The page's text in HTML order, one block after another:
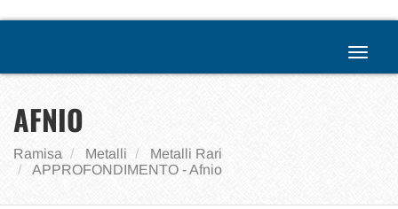
Toggle
AFNIO
Ramisa Metalli
Metalli Rari
APPROFONDIMENTO - Afnio